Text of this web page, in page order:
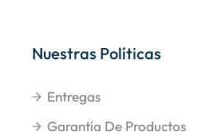
Nuestras Políticas
Entregas
Garantía De Productos